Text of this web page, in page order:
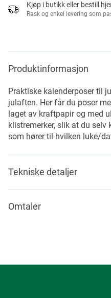
Kjøp i butikk eller bestill
Rask og enkel levering som
Produktinformasjon
Praktiske kalenderposer til
julaften. Her får du poser
laget av kraftpapir og med
klistremerker, slik at du selv
som hører til hvilken luke/
Tekniske detaljer
Omtaler